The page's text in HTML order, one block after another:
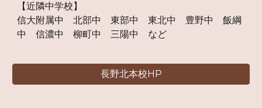
【近隣中学校】
信大附属中 北部中 東部中 東北中 豊野中 飯綱
中信濃中 柳町中 三陽中 など
長野北本校HP